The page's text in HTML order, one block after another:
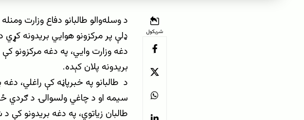
شریکول
د وسله‌والو طالبانو دفاع وزارت
ډلې پر مرکزونو هوايي بریدونه کړي
دغه وزارت وايي، په دغه مرکزونو
بریدونه پلان کېده.
د طالبانو په خبرپاڼه کې راغلي،
سیمه او د چاغي ولسوالۍ د
طالبان زیاتوي، په دغه بریدونو